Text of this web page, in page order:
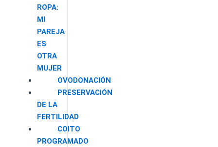
ROPA:
MI
PAREJA
ES
OTRA
MUJER
OVODONACIÓN
PRESERVACIÓN
DE LA
FERTILIDAD
COITO
PROGRAMADO